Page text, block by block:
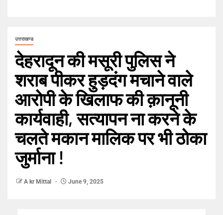
उत्तराखण्ड
देहरादून की मसूरी पुलिस ने
शराब पीकर हुड़दंग मचाने वाले
आरोपी के खिलाफ की क़ानूनी
कार्यवाही, सत्यापन ना करने के
चलते मकान मालिक पर भी ठोका
जुर्माना !
A kr Mittal June 9, 2025